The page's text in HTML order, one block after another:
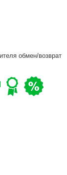
обмен/возврат